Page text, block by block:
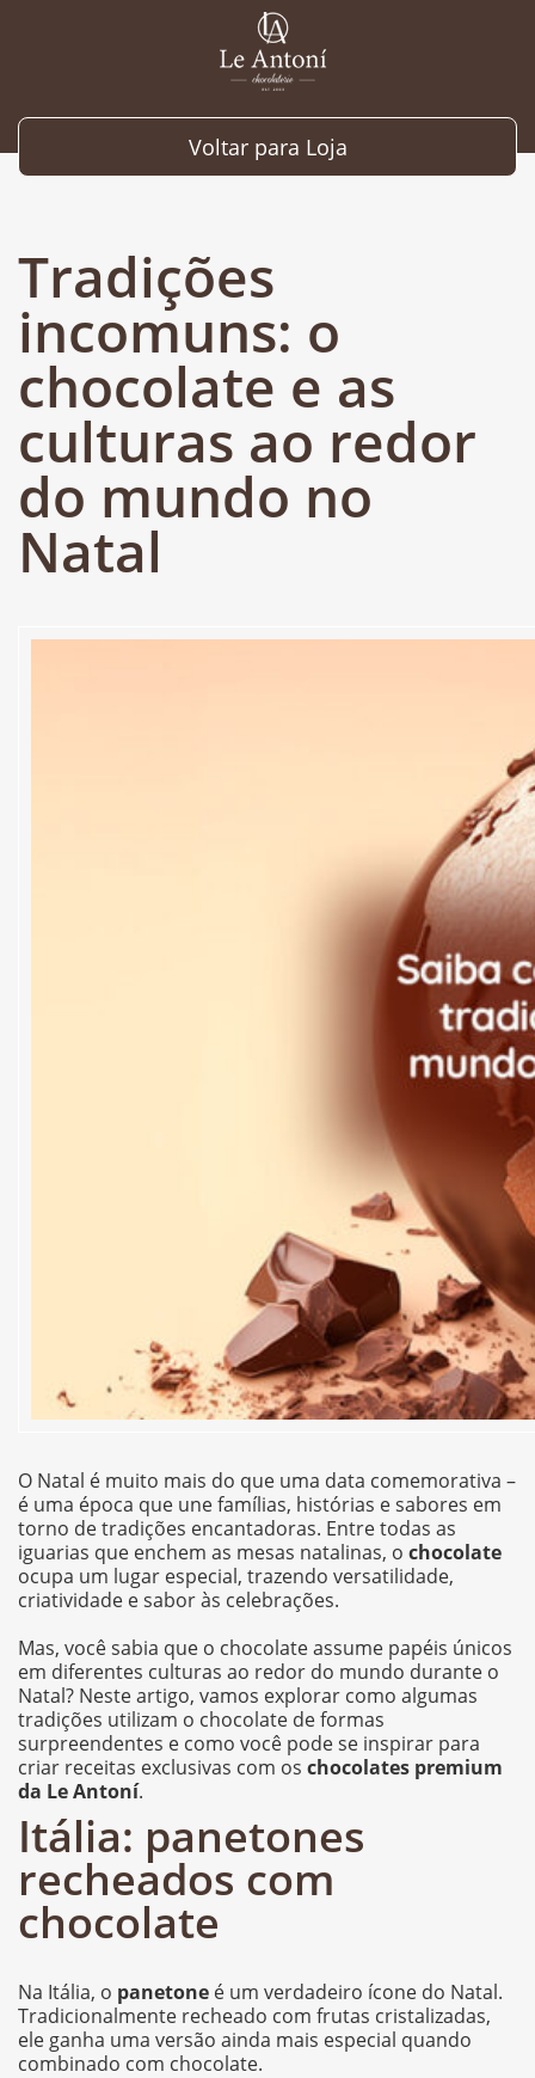
Voltar para Loja
Tradições
incomuns: o
chocolate e as
culturas ao redor
do mundo no
Natal
O Natal é muito mais do que uma data comemorativa –
é uma época que une famílias, histórias e sabores em
torno de tradições encantadoras. Entre todas as
iguarias que enchem as mesas natalinas, o chocolate
ocupa um lugar especial, trazendo versatilidade,
criatividade e sabor às celebrações.
Mas, você sabia que o chocolate assume papéis únicos
em diferentes culturas ao redor do mundo durante o
Natal? Neste artigo, vamos explorar como algumas
tradições utilizam o chocolate de formas
surpreendentes e como você pode se inspirar para
criar receitas exclusivas com os chocolates premium
da Le Antoní.
Itália: panetones
recheados com
chocolate
Na Itália, o panetone é um verdadeiro ícone do Natal.
Tradicionalmente recheado com frutas cristalizadas,
ele ganha uma versão ainda mais especial quando
combinado com chocolate.